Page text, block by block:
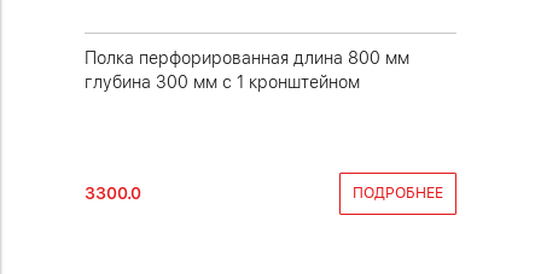
Полка перфорированная длина 800 мм
глубина 300 мм с 1 кронштейном
3300.0 ПОДРОБНЕЕ